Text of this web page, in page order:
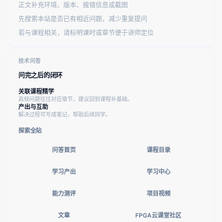
正文补充环境、版本、报错信息或截图
先搜索本站是否已有相近问题，减少重复提问
若与课程相关，请标明课时或章节便于讲师定位
技术问答
问完之后的闭环
关联课程精学
高频问题往往对应章节，建议回到课程补基础。
产出与互助
解决过程可写成笔记，帮助后续同学。
探索全站
问答首页 课程目录
学习产出 学习中心
能力测评 项目视频
文章 FPGA云课堂社区